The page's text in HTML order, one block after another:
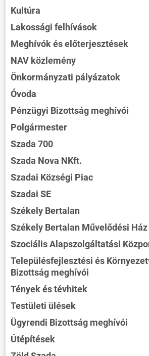
Kultúra
Lakossági felhívások
Meghívók és előterjesztések
NAV közlemény
Önkormányzati pályázatok
Óvoda
Pénzügyi Bizottság meghívói
Polgármester
Szada 700
Szada Nova NKft.
Szadai Községi Piac
Szadai SE
Székely Bertalan
Székely Bertalan Művelődési
Szociális Alapszolgáltatási
Településfejlesztési és
Bizottság meghívói
Tények és tévhitek
Testületi ülések
Ügyrendi Bizottság meghívói
Útépítések